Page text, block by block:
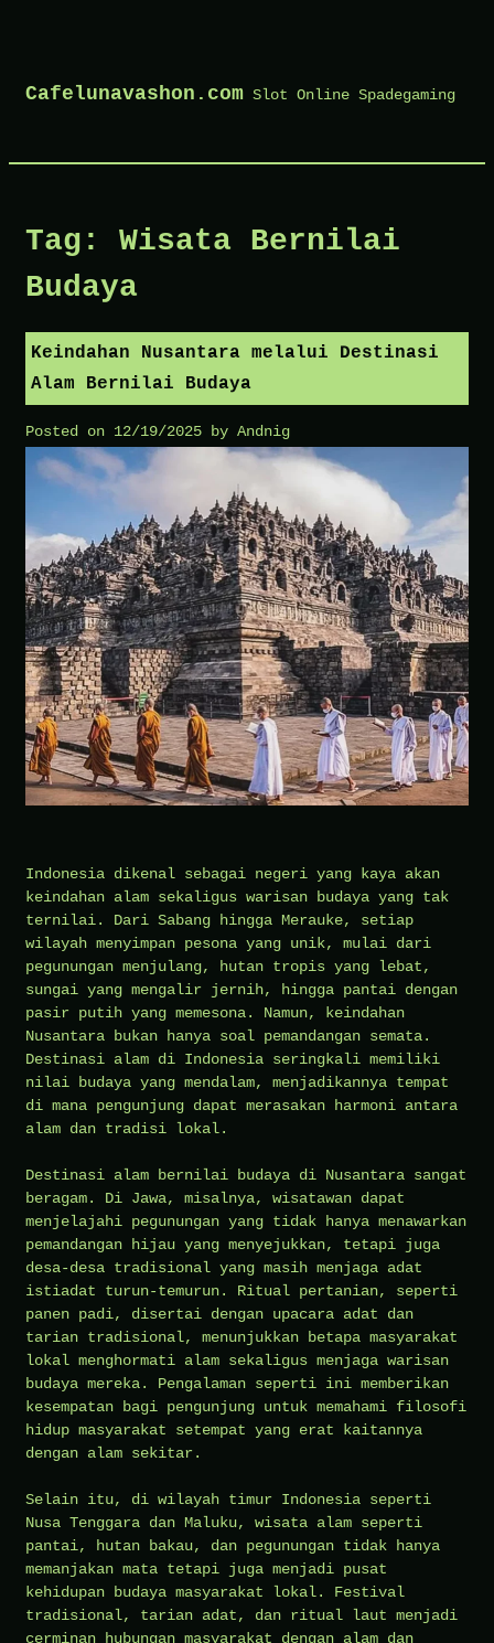
Cafelunavashon.com Slot Online Spadegaming
Tag: Wisata Bernilai
Budaya
Keindahan Nusantara melalui Destinasi
Alam Bernilai Budaya
Posted on 12/19/2025 by Andnig
Indonesia dikenal sebagai negeri yang kaya akan
keindahan alam sekaligus warisan budaya yang tak
ternilai. Dari Sabang hingga Merauke, setiap
wilayah menyimpan pesona yang unik, mulai dari
pegunungan menjulang, hutan tropis yang lebat,
sungai yang mengalir jernih, hingga pantai dengan
pasir putih yang memesona. Namun, keindahan
Nusantara bukan hanya soal pemandangan semata.
Destinasi alam di Indonesia seringkali memiliki
nilai budaya yang mendalam, menjadikannya tempat
di mana pengunjung dapat merasakan harmoni antara
alam dan tradisi lokal.
Destinasi alam bernilai budaya di Nusantara sangat
beragam. Di Jawa, misalnya, wisatawan dapat
menjelajahi pegunungan yang tidak hanya menawarkan
pemandangan hijau yang menyejukkan, tetapi juga
desa-desa tradisional yang masih menjaga adat
istiadat turun-temurun. Ritual pertanian, seperti
panen padi, disertai dengan upacara adat dan
tarian tradisional, menunjukkan betapa masyarakat
lokal menghormati alam sekaligus menjaga warisan
budaya mereka. Pengalaman seperti ini memberikan
kesempatan bagi pengunjung untuk memahami filosofi
hidup masyarakat setempat yang erat kaitannya
dengan alam sekitar.
Selain itu, di wilayah timur Indonesia seperti
Nusa Tenggara dan Maluku, wisata alam seperti
pantai, hutan bakau, dan pegunungan tidak hanya
memanjakan mata tetapi juga menjadi pusat
kehidupan budaya masyarakat lokal. Festival
tradisional, tarian adat, dan ritual laut menjadi
cerminan hubungan masyarakat dengan alam dan